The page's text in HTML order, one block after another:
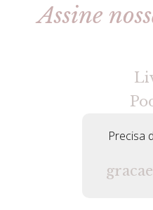
Assine
Precisa